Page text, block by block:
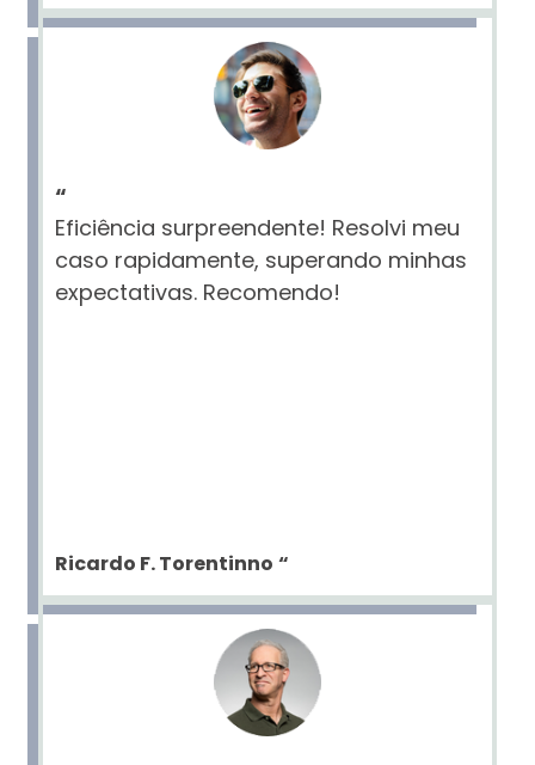
“
Eficiência surpreendente! Resolvi meu
caso rapidamente, superando minhas
expectativas. Recomendo!
Ricardo F. Torentinno “